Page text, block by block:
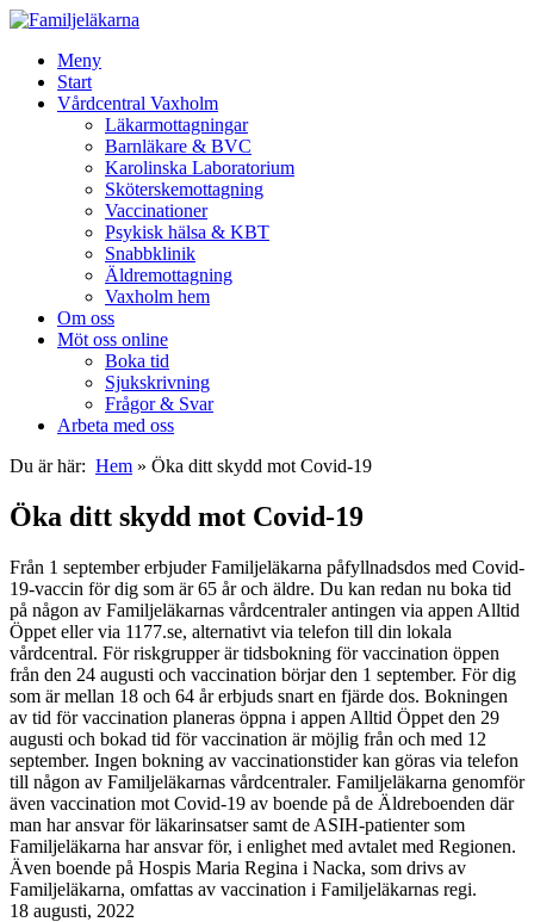
Meny
Start
Vårdcentral Vaxholm
Läkarmottagningar
Barnläkare & BVC
Karolinska Laboratorium
Sköterskemottagning
Vaccinationer
Psykisk hälsa & KBT
Snabbklinik
Äldremottagning
Vaxholm hem
Om oss
Möt oss online
Boka tid
Sjukskrivning
Frågor & Svar
Arbeta med oss
Du är här: Hem » Öka ditt skydd mot Covid-19
Öka ditt skydd mot Covid-19
Från 1 september erbjuder Familjeläkarna påfyllnadsdos med Covid-
19-vaccin för dig som är 65 år och äldre. Du kan redan nu boka tid
på någon av Familjeläkarnas vårdcentraler antingen via appen Alltid
Öppet eller via 1177.se, alternativt via telefon till din lokala
vårdcentral. För riskgrupper är tidsbokning för vaccination öppen
från den 24 augusti och vaccination börjar den 1 september. För dig
som är mellan 18 och 64 år erbjuds snart en fjärde dos. Bokningen
av tid för vaccination planeras öppna i appen Alltid Öppet den 29
augusti och bokad tid för vaccination är möjlig från och med 12
september. Ingen bokning av vaccinationstider kan göras via telefon
till någon av Familjeläkarnas vårdcentraler. Familjeläkarna genomför
även vaccination mot Covid-19 av boende på de Äldreboenden där
man har ansvar för läkarinsatser samt de ASIH-patienter som
Familjeläkarna har ansvar för, i enlighet med avtalet med Regionen.
Även boende på Hospis Maria Regina i Nacka, som drivs av
Familjeläkarna, omfattas av vaccination i Familjeläkarnas regi.
18 augusti, 2022